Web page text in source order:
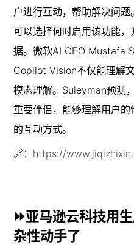
户进行互动，帮助解决问
可以选择何时启用该功能
据。微软AI CEO Mustafa
Copilot Vision不仅能理解
模态理解。Suleyman预测
重要伴侣，能够理解用户
的互动方式。
🔗：https://
⏩亚马逊云科技用
杂性动手了